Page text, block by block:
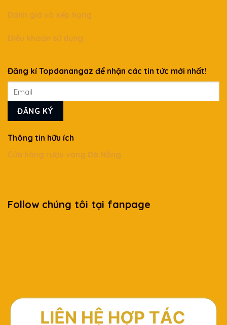
Đánh giá và xếp hạng
Điều khoản sử dụng
Đăng kí Topdanangaz để nhận các tin tức mới nhất!
Thông tin hữu ích
Cửa hàng rượu vang Đà Nẵng
Follow chúng tôi tại fanpage